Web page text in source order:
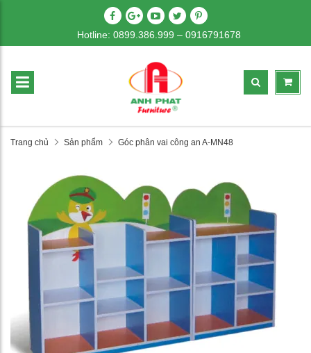
Hotline: 0899.386.999 – 0916791678
Trang chủ Sản phẩm Góc phân vai công an A-MN48